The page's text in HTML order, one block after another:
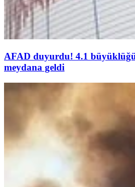
AFAD duyurdu! 4.1
meydana geldi